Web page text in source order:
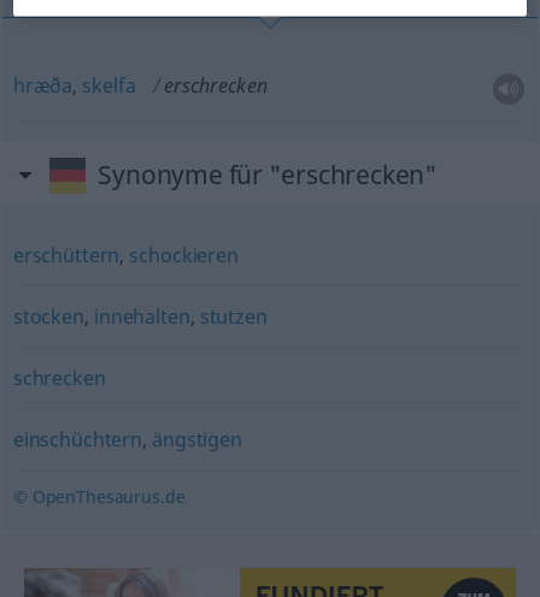
hræða, skelfa erschrecken
Synonyme für "erschrecken"
erschüttern, schockieren
stocken, innehalten, stutzen
schrecken
einschüchtern, ängstigen
© OpenThesaurus.de